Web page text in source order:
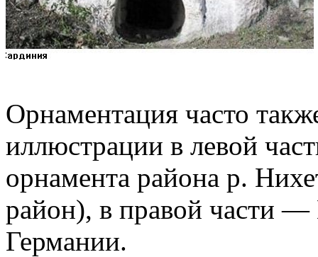
Орнаментация часто
иллюстрации в левой
орнамента района р.
район), в правой части
Германии.